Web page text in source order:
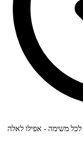
לכל משימה - אפילו לאלה